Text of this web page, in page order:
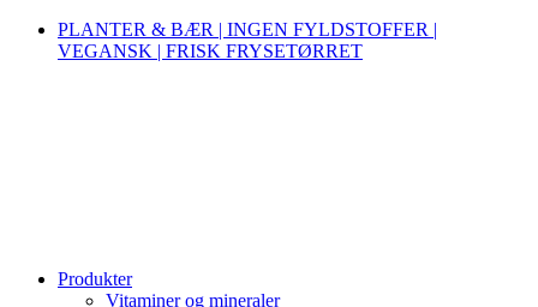
PLANTER & BÆR | INGEN FYLDSTOFFER |
VEGANSK | FRISK FRYSETØRRET
Produkter
Vitaminer og mineraler